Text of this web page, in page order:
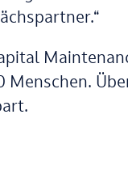
Menschen.